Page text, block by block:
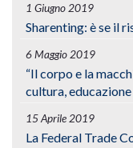
1 Giugno 2019
Sharenting: è se il
6 Maggio 2019
“Il corpo e la
cultura, educazione
15 Aprile 2019
La Federal Trade